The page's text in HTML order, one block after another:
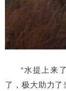
“水提上来
了，极大助力